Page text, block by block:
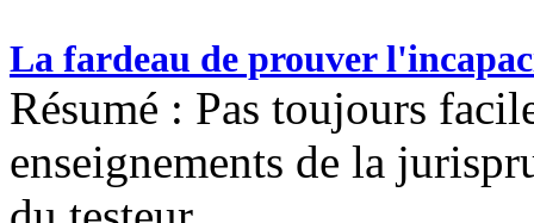
La fardeau de prouver
Résumé : Pas toujours
enseignements de la